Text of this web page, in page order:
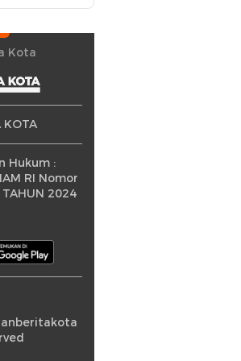
Kota
KOTA
Hukum :
RI Nomor
2024